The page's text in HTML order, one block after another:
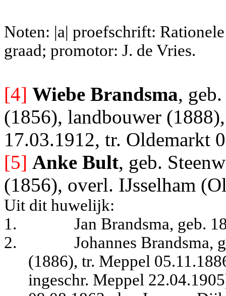
Noten: |a| proefschrift:
graad; promotor: J. de Vries.
[4] Wiebe Brandsma,
(1856), landbouwer
17.03.1912, tr. Oldemarkt
[5] Anke Bult, geb.
(1856), overl. IJsselham
Uit dit huwelijk:
1.
Jan Brandsma, geb.
2.
Johannes Brandsma,
(1886), tr. Meppel
ingeschr. Meppel